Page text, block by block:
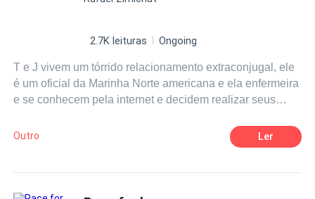
2.7K leituras Ongoing
T e J vivem um tórrido relacionamento extraconjugal, ele
é um oficial da Marinha Norte americana e ela enfermeira
e se conhecem pela internet e decidem realizar seus
uma reação, e a deles foi além do que poderiam
Outro Ler